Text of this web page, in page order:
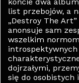
list przebojów, a
„Destroy The
anonsuje sam
wszelkim
dojrzałymi,
się do osobistych